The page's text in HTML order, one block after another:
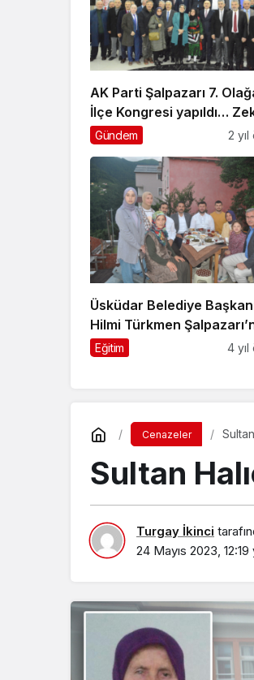
AK Parti Şalpazarı 7.
İlçe Kongresi yapıldı…
Çabuk 3’üncü kez İlçe
Gündem 2
Üsküdar Belediye
Hilmi Türkmen
“Kardeş Aile Projesi”
Eğitim 4 yıl
Cenazeler
Sultan
Turgay İkinci
24 Mayıs 2023, 12:19